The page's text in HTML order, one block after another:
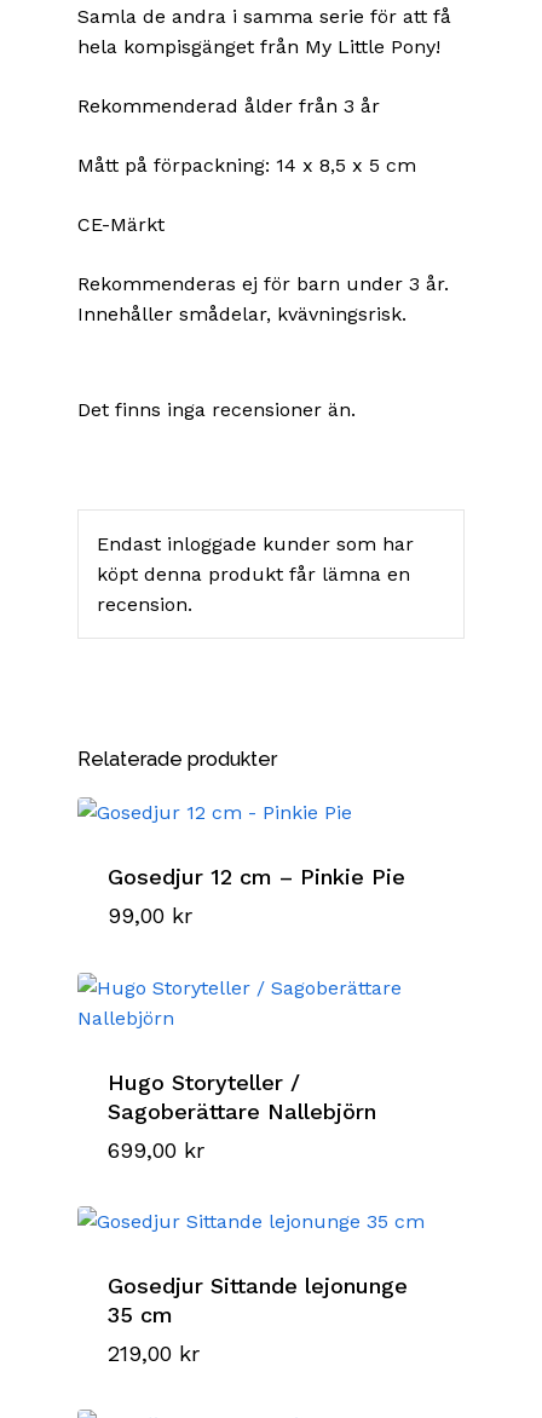
Samla de andra i samma serie för att få
hela kompisgänget från My Little Pony!
Rekommenderad ålder från 3 år
Mått på förpackning: 14 x 8,5 x 5 cm
CE-Märkt
Rekommenderas ej för barn under 3 år.
Innehåller smådelar, kvävningsrisk.
Det finns inga recensioner än.
Endast inloggade kunder som har
köpt denna produkt får lämna en
recension.
Relaterade produkter
Gosedjur 12 cm – Pinkie Pie
99,00 kr
Hugo Storyteller /
Sagoberättare Nallebjörn
699,00 kr
Gosedjur Sittande lejonunge
35 cm
219,00 kr